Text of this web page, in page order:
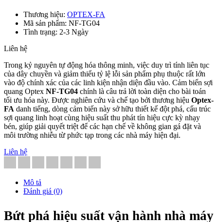
Thương hiệu: OPTEX-FA
Mã sản phẩm: NF-TG04
Tình trạng: 2-3 Ngày
Liên hệ
Trong kỷ nguyên tự động hóa thông minh, việc duy trì tính liên tục
của dây chuyền và giảm thiểu tỷ lệ lỗi sản phẩm phụ thuộc rất lớn
vào độ chính xác của các linh kiện nhận diện đầu vào. Cảm biến sợi
quang Optex NF-TG04 chính là câu trả lời toàn diện cho bài toán
tối ưu hóa này. Được nghiên cứu và chế tạo bởi thương hiệu Optex-
FA danh tiếng, dòng cảm biến này sở hữu thiết kế đột phá, cấu trúc
sợi quang linh hoạt cùng hiệu suất thu phát tín hiệu cực kỳ nhạy
bén, giúp giải quyết triệt để các hạn chế về không gian gá đặt và
môi trường nhiễu từ phức tạp trong các nhà máy hiện đại.
Liên hệ
Mô tả
Đánh giá (0)
Bứt phá hiệu suất vận hành nhà máy